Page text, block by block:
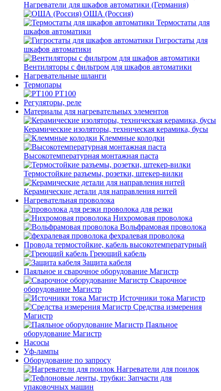
Нагреватели для шкафов автоматики (Германия)
ОША (Россия)
Термостаты для
шкафов автоматики
Гигростаты для
шкафов автоматики
Вентиляторы с фильтром для шкафов автоматики
Нагревательные шланги
Термопары
PT100
Регуляторы, реле
Материалы для нагревательных элементов
Керамические изоляторы, техническая керамика, бусы
Клеммные колодки
Высокотемпературная монтажная паста
Термостойкие разъемы, розетки, штекер-вилки
Керамические детали для направления нитей
Нагревательная проволока
проволока для резки
Нихромовая проволока
Вольфрамовая проволока
фехралевая проволока
Провода термостойкие, кабель высокотемпературный
Греющий кабель
Защита кабеля
Паяльное и сварочное оборудование Магистр
Сварочное
оборудование Магистр
Источники тока Магистр
Средства измерения
Магистр
Паяльное
оборудование Магистр
Насосы
Уф-лампы
Оборудование по запросу
Нагреватели для поилок